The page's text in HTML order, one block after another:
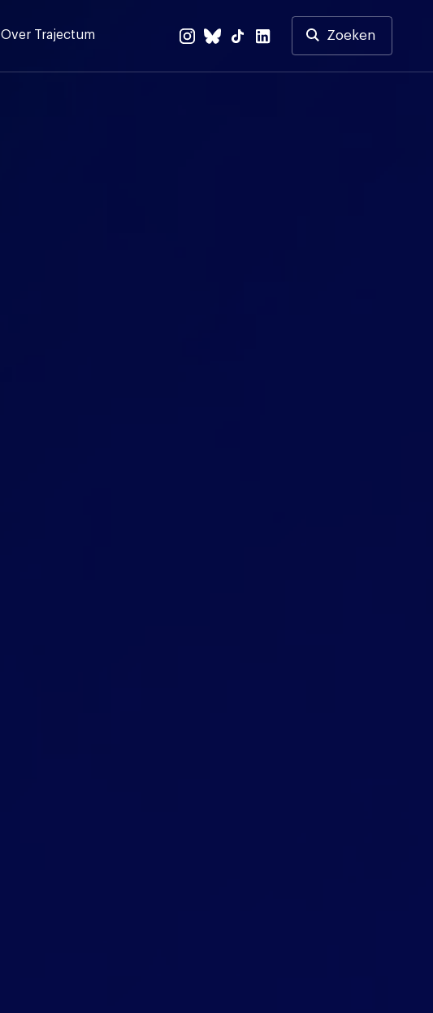
Over Trajectum Zoeken